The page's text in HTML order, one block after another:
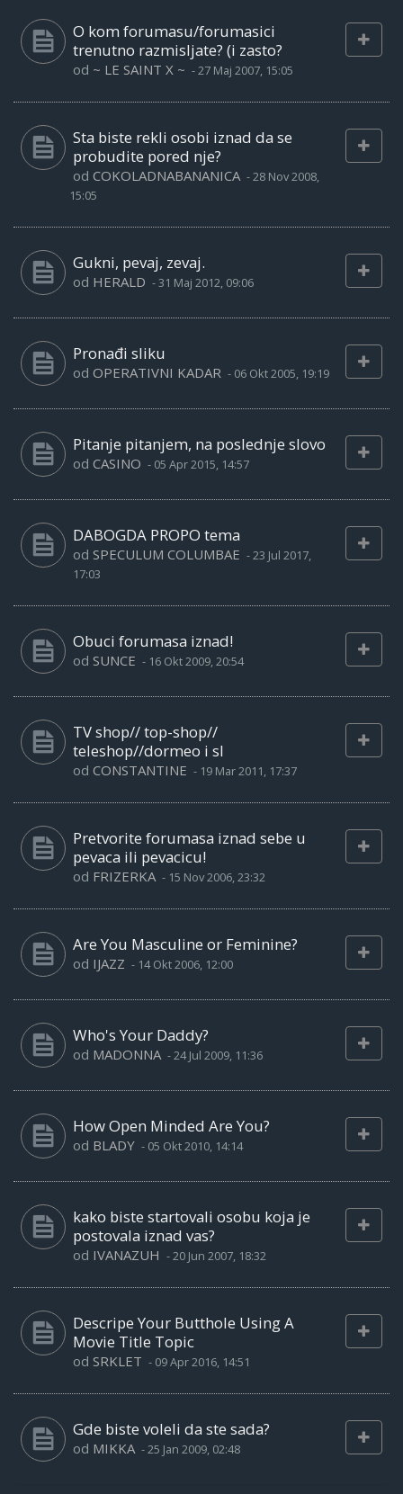
O kom forumasu/forumasici
trenutno razmisljate? (i zasto?
od ~ LE SAINT X ~ -27 Maj 2007, 15:05
Sta biste rekli osobi iznad da se
probudite pored nje?
od COKOLADNABANANICA -28 Nov 2008,
15:05
Gukni, pevaj, zevaj.
od HERALD -31 Maj 2012, 09:06
Pronađi sliku
od OPERATIVNI KADAR - 06 Okt 2005, 19:19
Pitanje pitanjem, na poslednje slovo
od CASINO - 05 Apr 2015, 14:57
DABOGDA PROPO tema
od SPECULUM COLUMBAE -23 Jul 2017,
17:03
Obuci forumasa iznad!
od SUNCE - 16 Okt 2009, 20:54
TV shop// top-shop//
teleshop//dormeo i sl
od CONSTANTINE - 19 Mar 2011, 17:37
Pretvorite forumasa iznad sebe u
pevaca ili pevacicu!
od FRIZERKA - 15 Nov 2006, 23:32
Are You Masculine or Feminine?
od IJAZZ - 14 Okt 2006, 12:00
Who's Your Daddy?
od MADONNA -24 Jul 2009, 11:36
How Open Minded Are You?
od BLADY - 05 Okt 2010, 14:14
kako biste startovali osobu koja je
postovala iznad vas?
od IVANAZUH -20 Jun 2007, 18:32
Descripe Your Butthole Using A
Movie Title Topic
od SRKLET - 09 Apr 2016, 14:51
Gde biste voleli da ste sada?
od MIKKA -25 Jan 2009, 02:48